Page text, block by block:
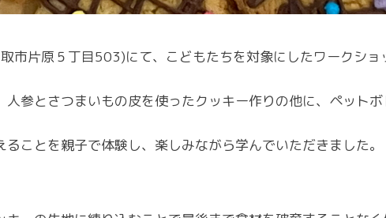
片原５丁目503)にて、こどもたちを対象にしたワークショ
参とさつまいもの皮を使ったクッキー作りの他に、ペット
ことを親子で体験し、楽しみながら学んでいただきました。